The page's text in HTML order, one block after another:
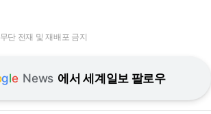
단 전재 및 재배포 금지
gle News 에서 세계일보 팔로우